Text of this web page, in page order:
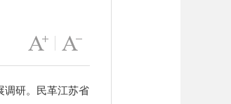
字号变小
研。民革江苏省